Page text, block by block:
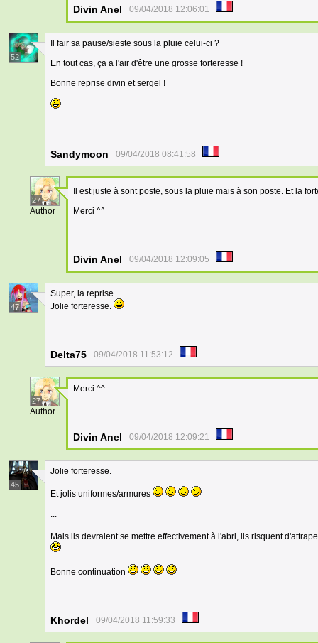
Divin Anel 09/04/2018 12:06:01
52
Il fair sa pause/sieste sous la pluie celui-ci ?
En tout cas, ça a l'air d'être une grosse forteresse !
Bonne reprise divin et sergel !
Sandymoon 09/04/2018 08:41:58
27
Author
Il est juste à sont poste, sous la pluie mais à son poste. Et la
Merci ^^
Divin Anel 09/04/2018 12:09:05
47
Super, la reprise.
Jolie forteresse.
Delta75 09/04/2018 11:53:12
27
Author
Merci ^^
Divin Anel 09/04/2018 12:09:21
45
Jolie forteresse.
Et jolis uniformes/armures
...
Mais ils devraient se mettre effectivement à l'abri, ils risquent
Bonne continuation
Khordel 09/04/2018 11:59:33